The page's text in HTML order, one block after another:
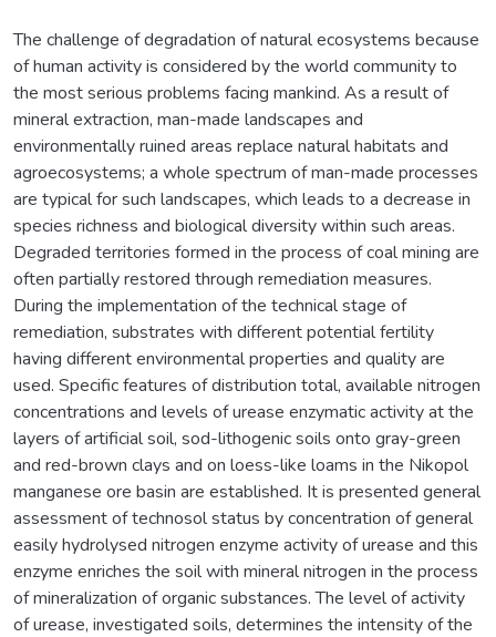
The challenge of degradation of natural ecosystems because
of human activity is considered by the world community to
the most serious problems facing mankind. As a result of
mineral extraction, man-made landscapes and
environmentally ruined areas replace natural habitats and
agroecosystems; a whole spectrum of man-made processes
are typical for such landscapes, which leads to a decrease in
species richness and biological diversity within such areas.
Degraded territories formed in the process of coal mining are
often partially restored through remediation measures.
During the implementation of the technical stage of
remediation, substrates with different potential fertility
having different environmental properties and quality are
used. Specific features of distribution total, available nitrogen
concentrations and levels of urease enzymatic activity at the
layers of artificial soil, sod-lithogenic soils onto gray-green
and red-brown clays and on loess-like loams in the Nikopol
manganese ore basin are established. It is presented general
assessment of technosol status by concentration of general
easily hydrolysed nitrogen enzyme activity of urease and this
enzyme enriches the soil with mineral nitrogen in the process
of mineralization of organic substances. The level of activity
of urease, investigated soils, determines the intensity of the